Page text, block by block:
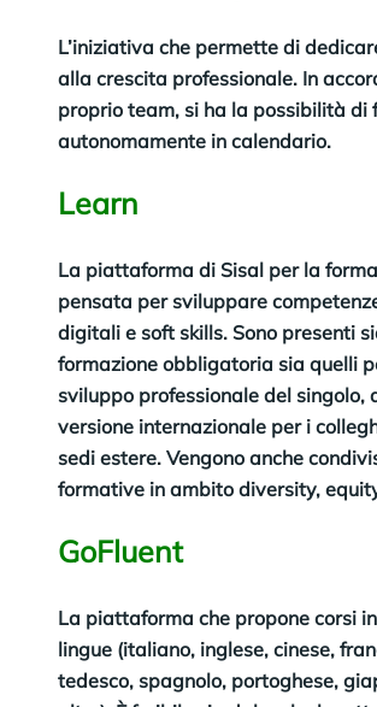
L’iniziativa che permette di
alla crescita professionale. In
proprio team, si ha la possibilità di
autonomamente in calendario.
Learn
La piattaforma di Sisal per la
pensata per sviluppare
digitali e soft skills. Sono presenti
formazione obbligatoria sia quelli
sviluppo professionale del singolo,
versione internazionale per i
sedi estere. Vengono anche
formative in ambito diversity,
GoFluent
La piattaforma che propone corsi
lingue (italiano, inglese, cinese,
tedesco, spagnolo, portoghese,